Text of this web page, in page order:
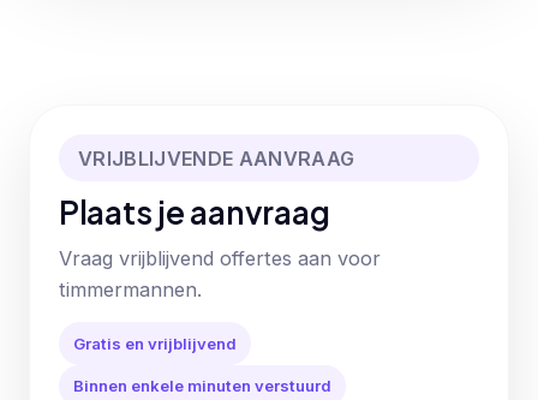
VRIJBLIJVENDE AANVRAAG
Plaats je aanvraag
Vraag vrijblijvend offertes aan voor
timmermannen.
Gratis en vrijblijvend
Binnen enkele minuten verstuurd